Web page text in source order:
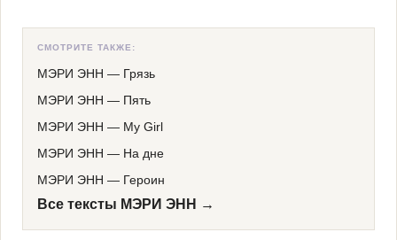
СМОТРИТЕ ТАКЖЕ:
МЭРИ ЭНН — Грязь
МЭРИ ЭНН — Пять
МЭРИ ЭНН — My Girl
МЭРИ ЭНН — На дне
МЭРИ ЭНН — Героин
Все тексты МЭРИ ЭНН →